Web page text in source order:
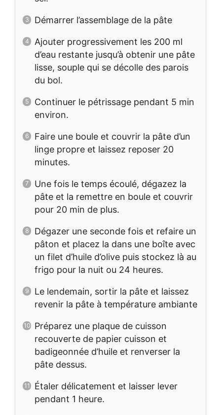
Démarrer l’assemblage de la pâte
Ajouter progressivement les 200 ml
d’eau restante jusqu’à obtenir une pâte
lisse, souple qui se décolle des parois
du bol.
Continuer le pétrissage pendant 5 min
environ.
Faire une boule et couvrir la pâte d’un
linge propre et laissez reposer 20
minutes.
Une fois le temps écoulé, dégazez la
pâte et la remettre en boule et couvrir
pour 20 min de plus.
Dégazer une seconde fois et refaire un
pâton et placez la dans une boîte avec
un filet d’huile d’olive puis stockez là au
frigo pour la nuit ou 24 heures.
Le lendemain, sortir la pâte et laissez
revenir la pâte à température ambiante
Préparez une plaque de cuisson
recouverte de papier cuisson et
badigeonnée d’huile et renverser la
pâte dessus.
Étaler délicatement et laisser lever
pendant 1 heure.